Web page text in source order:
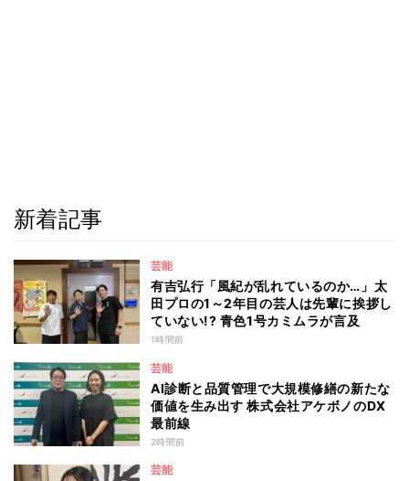
新着記事
芸能
有吉弘行「風紀が乱れているのか…」太
田プロの1～2年目の芸人は先輩に挨拶し
ていない!? 青色1号カミムラが言及
1時間前
芸能
AI診断と品質管理で大規模修繕の新たな
価値を生み出す 株式会社アケボノのDX
最前線
2時間前
芸能